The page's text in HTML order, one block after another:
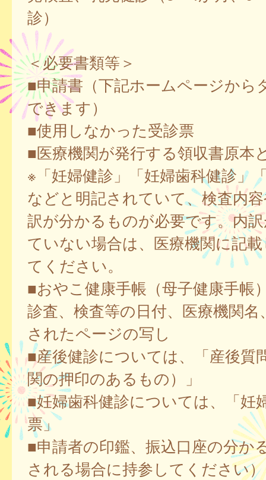
診）
＜必要書類等＞
■申請書（下記ホームページから
できます）
■使用しなかった受診票
■医療機関が発行する領収書原本
※「妊婦健診」「妊婦歯科健診」
などと明記されていて、検査内
訳が分かるものが必要です。内
ていない場合は、医療機関に記
てください。
■おやこ健康手帳（母子健康手帳
診査、検査等の日付、医療機関名
されたページの写し
■産後健診については、「産後質
関の押印のあるもの）」
■妊婦歯科健診については、「妊
票」
■申請者の印鑑、振込口座の分か
される場合に持参してください）